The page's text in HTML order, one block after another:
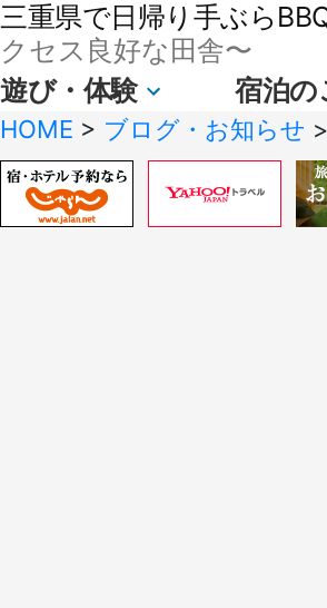
三重県で日帰り手ぶら
クセス良好な田舎〜
遊び・体験 宿泊の
HOME > ブログ・お知らせ >